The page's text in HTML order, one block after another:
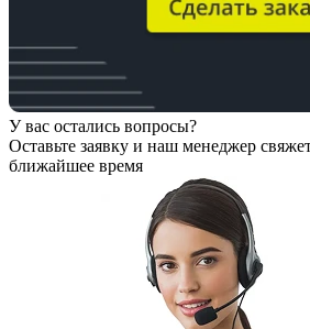
У вас остались вопросы?
Оставьте заявку и наш менеджер
ближайшее время